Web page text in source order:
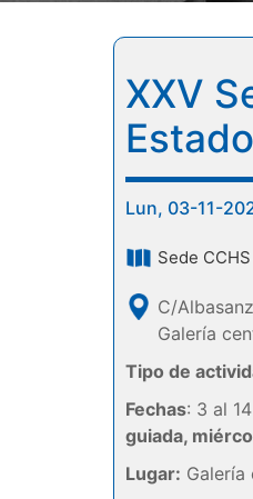
XXV
Lun, 03-11-
Sede CCHS
C/
Galería
Tipo de
Fechas: 3 al
guiada,
Lugar: Galería